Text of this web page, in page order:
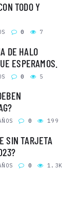
TODO Y
0 7
DE HALO
ESPERAMOS.
0 5
0 199
SIN TARJETA
0 1.3K